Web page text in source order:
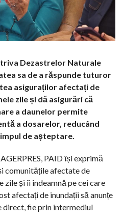
Dezastrelor Naturale
sa de a răspunde tuturor
asiguraților afectați de
zile și dă asigurări că
a daunelor permite
a dosarelor, reducând
de așteptare.
PAID își exprimă
comunitățile afectate de
zile și îi îndeamnă pe cei care
afectați de inundații să anunțe
direct, fie prin intermediul